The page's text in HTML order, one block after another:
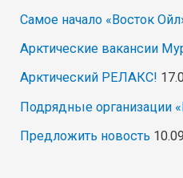
Самое начало «Восток
Арктические вакансии
Арктический РЕЛАКС!
Подрядные организации
Предложить новость